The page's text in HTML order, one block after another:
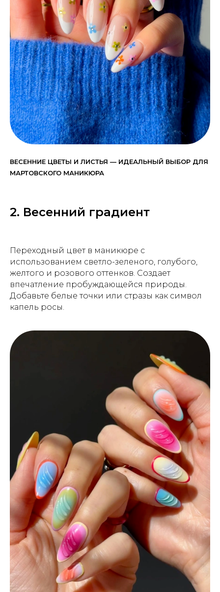
ВЕСЕННИЕ ЦВЕТЫ И ЛИСТЬЯ — ИДЕАЛЬНЫЙ ВЫБОР ДЛЯ
МАРТОВСКОГО МАНИКЮРА
2. Весенний градиент
Переходный цвет в маникюре с
использованием светло-зеленого, голубого,
желтого и розового оттенков. Создает
впечатление пробуждающейся природы.
Добавьте белые точки или стразы как символ
капель росы.